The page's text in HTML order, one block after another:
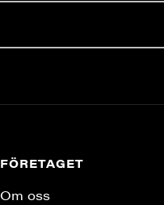
FÖRETAGET
Om oss